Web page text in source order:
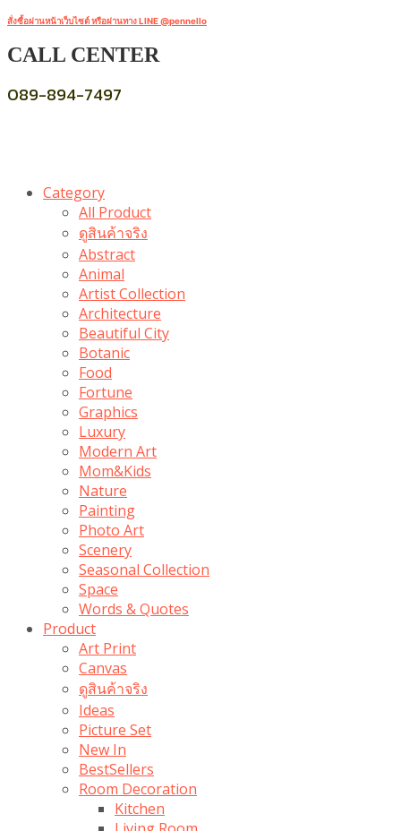
สั่งซื้อผ่านหน้าเว็บไซต์ หรือผ่านทาง LINE @pennello
CALL CENTER
089-894-7497
Category
All Product
ดูสินค้าจริง
Abstract
Animal
Artist Collection
Architecture
Beautiful City
Botanic
Food
Fortune
Graphics
Luxury
Modern Art
Mom&Kids
Nature
Painting
Photo Art
Scenery
Seasonal Collection
Space
Words & Quotes
Product
Art Print
Canvas
ดูสินค้าจริง
Ideas
Picture Set
New In
BestSellers
Room Decoration
Kitchen